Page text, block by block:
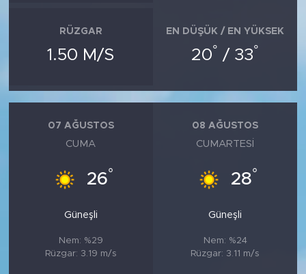
RÜZGAR
1.50 M/S
EN DÜŞÜK / EN YÜKSEK
20° / 33°
07 AĞUSTOS
CUMA
26°
Güneşli
Nem: %29
Rüzgar: 3.19 m/s
08 AĞUSTOS
CUMARTESI
28°
Güneşli
Nem: %24
Rüzgar: 3.11 m/s